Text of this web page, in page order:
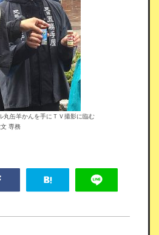
丸缶羊かんを手にＴＶ撮影に臨む
専務